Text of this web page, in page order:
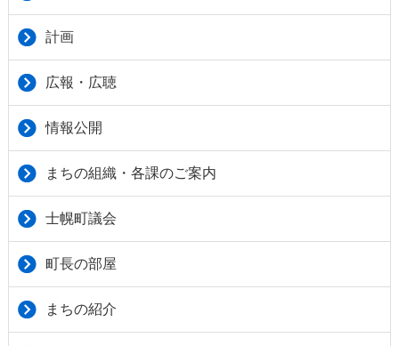
計画
広報・広聴
情報公開
まちの組織・各課のご案内
士幌町議会
町長の部屋
まちの紹介